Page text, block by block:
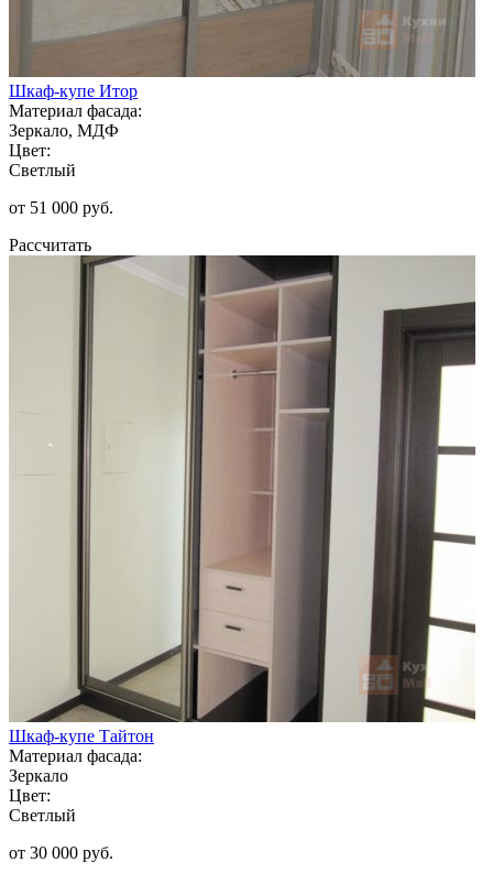
Шкаф-купе Итор
Материал фасада:
Зеркало, МДФ
Цвет:
Светлый
от 51 000 руб.
Рассчитать
Шкаф-купе Тайтон
Материал фасада:
Зеркало
Цвет:
Светлый
от 30 000 руб.